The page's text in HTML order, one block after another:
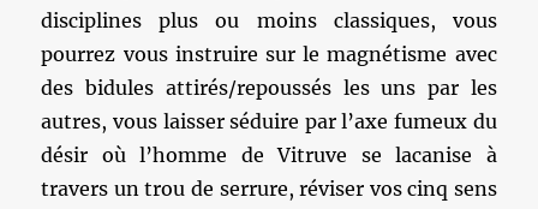
disciplines plus ou moins classiques, vous
pourrez vous instruire sur le magnétisme avec
des bidules attirés/repoussés les uns par les
autres, vous laisser séduire par l’axe fumeux du
désir où l’homme de Vitruve se lacanise à
travers un trou de serrure, réviser vos cinq sens